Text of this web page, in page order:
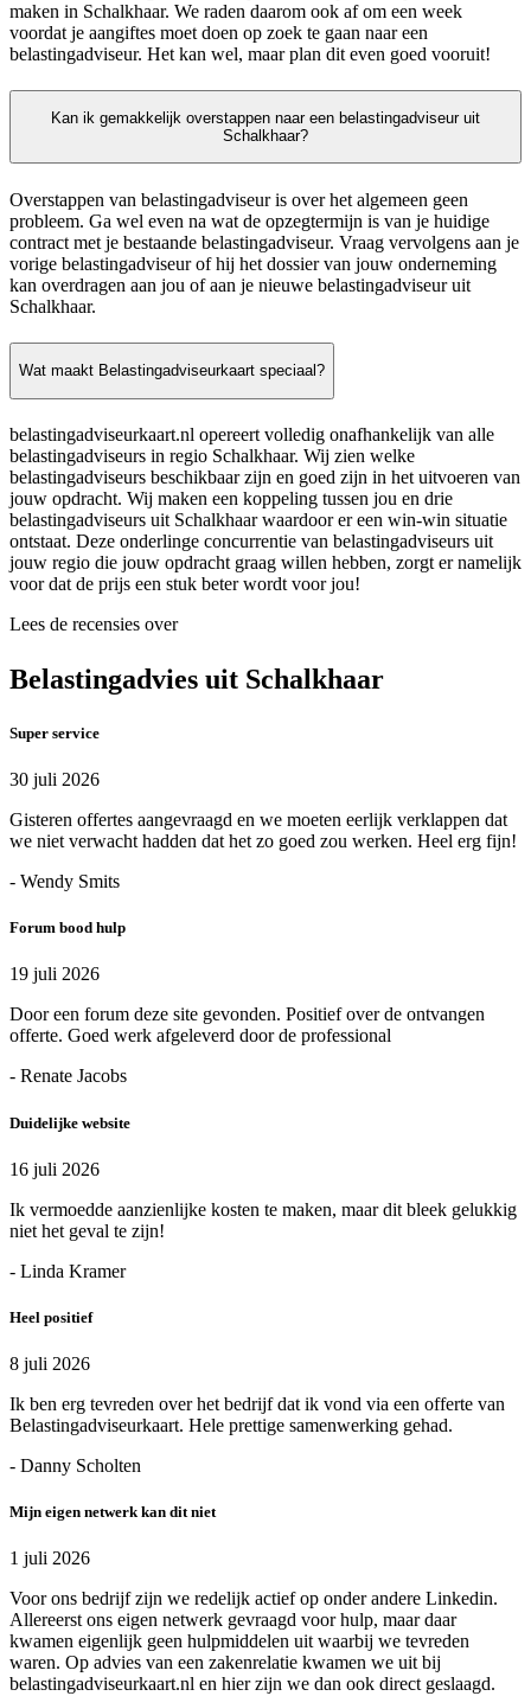
maken in Schalkhaar. We raden daarom ook af om een week
voordat je aangiftes moet doen op zoek te gaan naar een
belastingadviseur. Het kan wel, maar plan dit even goed vooruit!
Kan ik gemakkelijk overstappen naar een belastingadviseur uit
Schalkhaar?
Overstappen van belastingadviseur is over het algemeen geen
probleem. Ga wel even na wat de opzegtermijn is van je huidige
contract met je bestaande belastingadviseur. Vraag vervolgens aan je
vorige belastingadviseur of hij het dossier van jouw onderneming
kan overdragen aan jou of aan je nieuwe belastingadviseur uit
Schalkhaar.
Wat maakt Belastingadviseurkaart speciaal?
belastingadviseurkaart.nl opereert volledig onafhankelijk van alle
belastingadviseurs in regio Schalkhaar. Wij zien welke
belastingadviseurs beschikbaar zijn en goed zijn in het uitvoeren van
jouw opdracht. Wij maken een koppeling tussen jou en drie
belastingadviseurs uit Schalkhaar waardoor er een win-win situatie
ontstaat. Deze onderlinge concurrentie van belastingadviseurs uit
jouw regio die jouw opdracht graag willen hebben, zorgt er namelijk
voor dat de prijs een stuk beter wordt voor jou!
Lees de recensies over
Belastingadvies uit Schalkhaar
Super service
30 juli 2026
Gisteren offertes aangevraagd en we moeten eerlijk verklappen dat
we niet verwacht hadden dat het zo goed zou werken. Heel erg fijn!
- Wendy Smits
Forum bood hulp
19 juli 2026
Door een forum deze site gevonden. Positief over de ontvangen
offerte. Goed werk afgeleverd door de professional
- Renate Jacobs
Duidelijke website
16 juli 2026
Ik vermoedde aanzienlijke kosten te maken, maar dit bleek gelukkig
niet het geval te zijn!
- Linda Kramer
Heel positief
8 juli 2026
Ik ben erg tevreden over het bedrijf dat ik vond via een offerte van
Belastingadviseurkaart. Hele prettige samenwerking gehad.
- Danny Scholten
Mijn eigen netwerk kan dit niet
1 juli 2026
Voor ons bedrijf zijn we redelijk actief op onder andere Linkedin.
Allereerst ons eigen netwerk gevraagd voor hulp, maar daar
kwamen eigenlijk geen hulpmiddelen uit waarbij we tevreden
waren. Op advies van een zakenrelatie kwamen we uit bij
belastingadviseurkaart.nl en hier zijn we dan ook direct geslaagd.